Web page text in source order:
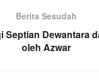
Berita Sesudah
Septian Dewantara
oleh Azwar